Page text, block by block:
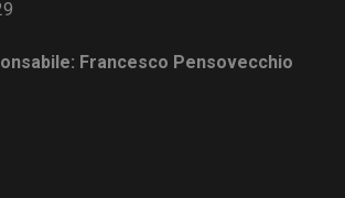
Francesco Pensovecchio